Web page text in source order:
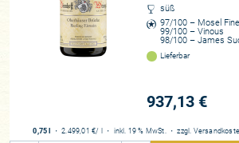
süß
97/100 – Mosel
99/100 – Vinous
98/100 – James
Lieferbar
937,13 €
0,75 l ・2.499,01 €/ l ・ inkl. 19 % MwSt. ・zzgl.